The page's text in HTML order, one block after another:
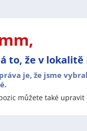
výroba,
oborech, protože je
palce!
lokality pro
to, že v lokalitě
je, že jsme
můžete také